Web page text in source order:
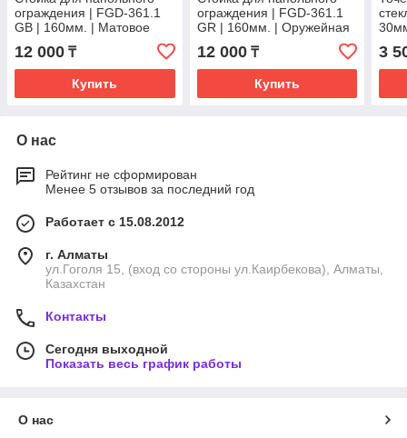
ограждения | FGD-361.1
GB | 160мм. | Матовое
12 000 ₸
Купить
ограждения | FGD-361.1
GR | 160мм. | Оружейная
12 000₸
Купить
3
О нас
Рейтинг не сформирован
Менее 5 отзывов за последний год
Работает с 15.08.2012
г. Алматы
ул.Гоголя 15, (вход со стороны ул.Каирбекова), Алматы,
Казахстан
Контакты
Сегодня выходной
Показать весь график работы
О нас